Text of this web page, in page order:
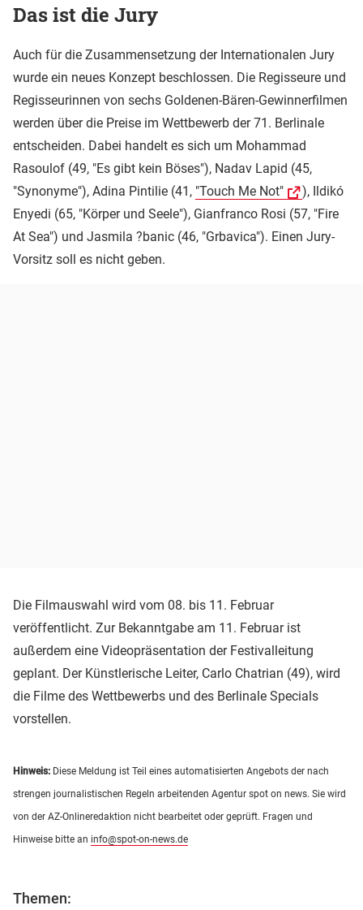
Das ist die Jury
Auch für die Zusammensetzung der Internationalen Jury
wurde ein neues Konzept beschlossen. Die Regisseure und
Regisseurinnen von sechs Goldenen-Bären-Gewinnerfilmen
werden über die Preise im Wettbewerb der 71. Berlinale
entscheiden. Dabei handelt es sich um Mohammad
Rasoulof (49, "Es gibt kein Böses"), Nadav Lapid (45,
"Synonyme"), Adina Pintilie (41, "Touch Me Not"
), Ildikó
Enyedi (65, "Körper und Seele"), Gianfranco Rosi (57, "Fire
At Sea") und Jasmila ?banic (46, "Grbavica"). Einen Jury-
Vorsitz soll es nicht geben.
Die Filmauswahl wird vom 08. bis 11. Februar
veröffentlicht. Zur Bekanntgabe am 11. Februar ist
außerdem eine Videopräsentation der Festivalleitung
geplant. Der Künstlerische Leiter, Carlo Chatrian (49), wird
die Filme des Wettbewerbs und des Berlinale Specials
vorstellen.
Hinweis: Diese Meldung ist Teil eines automatisierten Angebots der nach
strengen journalistischen Regeln arbeitenden Agentur spot on news. Sie wird
von der AZ-Onlineredaktion nicht bearbeitet oder geprüft. Fragen und
Hinweise bitte an info@spot-on-news.de
Themen: